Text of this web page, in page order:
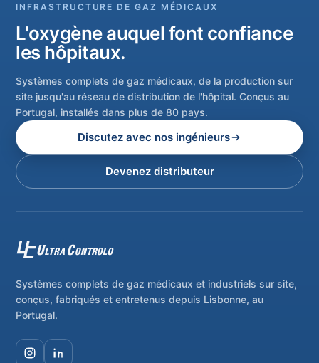
INFRASTRUCTURE DE GAZ MÉDICAUX
L'oxygène auquel font confiance
les hôpitaux.
Systèmes complets de gaz médicaux, de la production sur
site jusqu'au réseau de distribution de l'hôpital. Conçus au
Portugal, installés dans plus de 80 pays.
Discutez avec nos ingénieurs
Devenez distributeur
Systèmes complets de gaz médicaux et industriels sur site,
conçus, fabriqués et entretenus depuis Lisbonne, au
Portugal.